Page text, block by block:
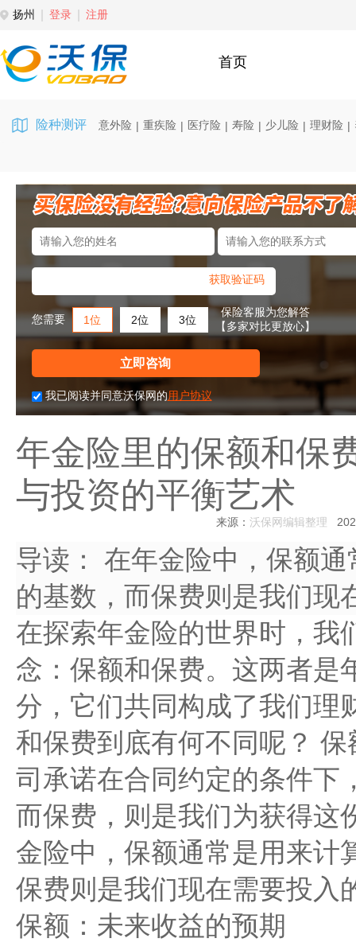
扬州 登录 注册
首页
险种测评 意外险 | 重疾险 | 医疗险 | 寿险 | 少儿险 | 理财险 |
获取验证码
您需要 1位 2位 3位
保险客服为您解答
【多家对比更放心】
立即咨询
我已阅读并同意沃保网的用户协议
年金险里的保额和保
与投资的平衡艺术
来源： 沃保网编辑整理
导读：
在年金险中，保额
的基数，而保费则是我们现
在探索年金险的世界时，我
念：保额和保费。这两者是
分，它们共同构成了我们理
和保费到底有何不同呢？
司承诺在合同约定的条件下
而保费，则是我们为获得这
金险中，保额通常是用来计
保费则是我们现在需要投入
保额：未来收益的预期